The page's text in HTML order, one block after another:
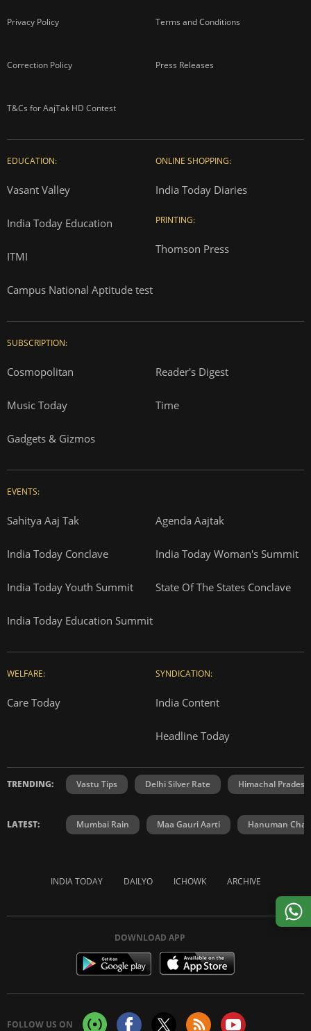
Privacy Policy Terms and Conditions
Correction Policy Press Releases
T&Cs for AajTak HD Contest
EDUCATION:
Vasant Valley
India Today Education
ITMI
Campus National Aptitude test
ONLINE SHOPPING:
India Today Diaries
PRINTING:
Thomson Press
SUBSCRIPTION:
Cosmopolitan Reader's Digest
Music Today Time
Gadgets & Gizmos
EVENTS:
Sahitya Aaj Tak Agenda Aajtak
India Today Conclave India Today Woman's Summit
India Today Youth Summit State Of The States Conclave
India Today Education Summit
WELFARE:
Care Today
SYNDICATION:
India Content
Headline Today
TRENDING: Vastu Tips Delhi Silver Rate Himachal
LATEST: Mumbai Rain Maa Gauri Aarti Hanuman
INDIA TODAY DAILYO ICHOWK ARCHIVE
DOWNLOAD APP
FOLLOW US ON